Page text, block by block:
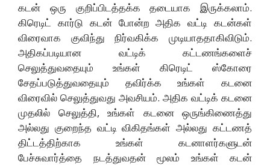
கடன் ஒரு குறிப்பிடத்தக்க தடையாக இருக்கலாம்.
கிரெடிட் கார்டு கடன் போன்ற அதிக வட்டி கடன்கள்
விரைவாக குவிந்து நிர்வகிக்க முடியாததாகிவிடும்.
அதிகப்படியான வட்டிக் கட்டணங்களைச்
செலுத்துவதையும் உங்கள் கிரெடிட் ஸ்கோரை
சேதப்படுத்துவதையும் தவிர்க்க உங்கள் கடனை
விரைவில் செலுத்துவது அவசியம். அதிக வட்டிக் கடனை
முதலில் செலுத்தி, உங்கள் கடனை ஒருங்கிணைத்து
அல்லது குறைந்த வட்டி விகிதங்கள் அல்லது கட்டணத்
திட்டத்திற்காக உங்கள் கடனாளர்களுடன்
பேச்சுவார்த்தை நடத்துவதன் மூலம் உங்கள் கடன்